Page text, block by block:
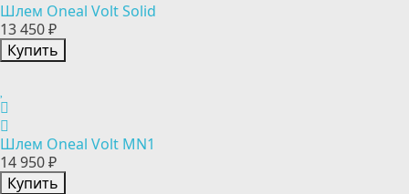
Шлем Oneal Volt Solid
13 450 ₽
Купить
Шлем Oneal Volt MN1
14 950 ₽
Купить